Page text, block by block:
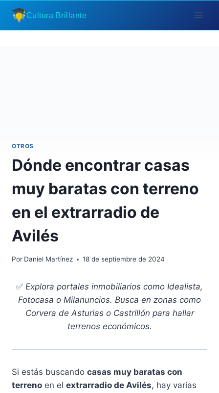
Saltar
contenido
Cultura Brillante
OTROS
Dónde encontrar casas
muy baratas con terreno
en el extrarradio de
Avilés
Por Daniel Martínez 18 de septiembre de 2024
✅ Explora portales inmobiliarios como Idealista,
Fotocasa o Milanuncios. Busca en zonas como
Corvera de Asturias o Castrillón para hallar
terrenos económicos.
Si estás buscando casas muy baratas con
terreno en el extrarradio de Avilés, hay varias